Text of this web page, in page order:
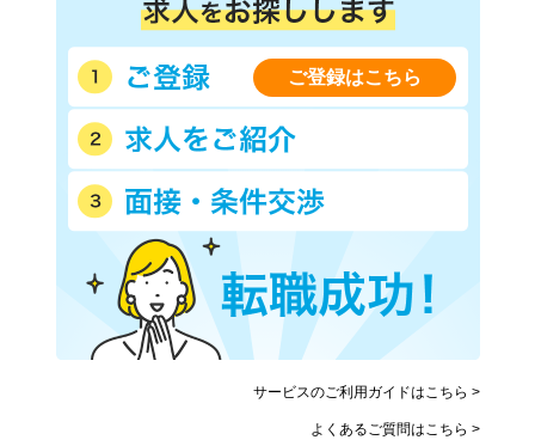
ご登録はこちら
サービスのご利用ガイドはこちら >
よくあるご質問はこちら >